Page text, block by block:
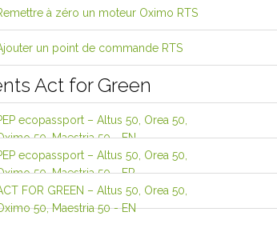
à zéro un moteur Oximo RTS
un point de commande RTS
Act for Green
ecopassport – Altus 50, Orea 50,
50, Maestria 50 - EN
ecopassport – Altus 50, Orea 50,
50, Maestria 50 - FR
FOR GREEN – Altus 50, Orea 50,
50, Maestria 50 - EN